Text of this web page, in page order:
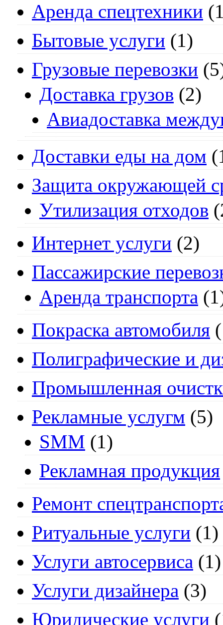
Аренда спецтехники
Бытовые услуги (1)
Грузовые перевозки
Доставка грузов (2)
Авиадоставка
Доставки еды на дом
Защита окружающей
Утилизация отходов
Интернет услуги (2)
Пассажирские
Аренда транспорта
Покраска автомобиля
Полиграфические и
Промышленная
Рекламные услугм (5)
SMM (1)
Рекламная продукция
Ремонт
Ритуальные услуги (1)
Услуги автосервиса (1)
Услуги дизайнера (3)
Юридические услуги